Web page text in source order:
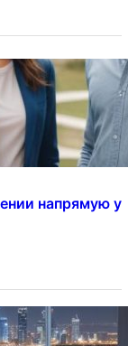
напрямую у